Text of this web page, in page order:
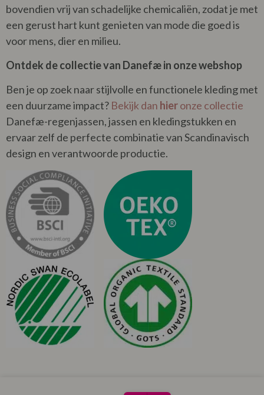
bovendien vrij van schadelijke chemicaliën, zodat je met
een gerust hart kunt genieten van mode die goed is
voor mens, dier en milieu.
Ontdek de collectie van Danefæ in onze webshop
Ben je op zoek naar stijlvolle en functionele kleding met
een duurzame impact? Bekijk dan hieronze collectie
Danefæ-regenjassen, jassen en kledingstukken en
ervaar zelf de perfecte combinatie van Scandinavisch
design en verantwoorde productie.